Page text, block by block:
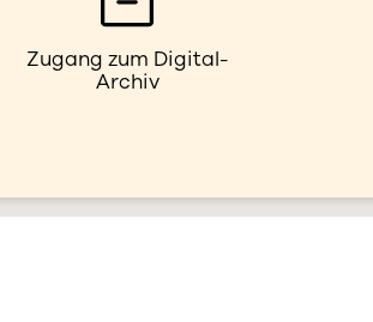
Zugang zum Digital-
Archiv